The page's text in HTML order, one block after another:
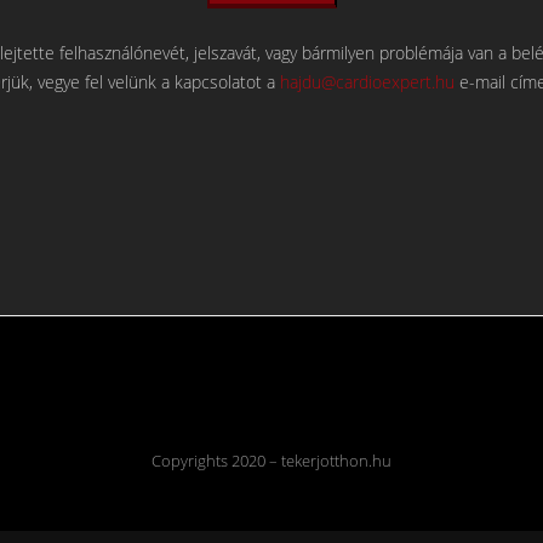
felhasználónevét, jelszavát, vagy bármilyen problémája van a
vegye fel velünk a kapcsolatot a hajdu@cardioexpert.hu e-mail
Copyrights 2020 – tekerjotthon.hu